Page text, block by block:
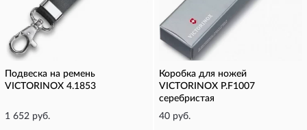
Подвеска на ремень
VICTORINOX 4.1853
1 652 руб.
Коробка для ножей
VICTORINOX P.F1007
серебристая
40 руб.